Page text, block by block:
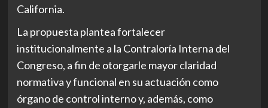
California.
La propuesta plantea fortalecer
institucionalmente a la Contraloría Interna del
Congreso, a fin de otorgarle mayor claridad
normativa y funcional en su actuación como
órgano de control interno y, además, como